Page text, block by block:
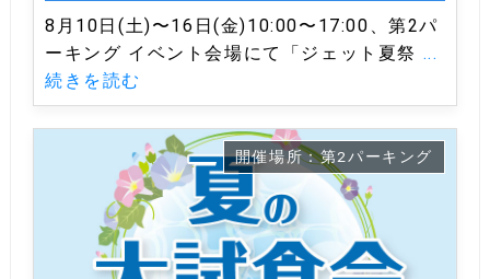
8月10日(土)〜16日(金)10:00〜17:00、第2パ
ーキング イベント会場にて「ジェット夏祭 ...
続きを読む
開催場所：第2パーキング